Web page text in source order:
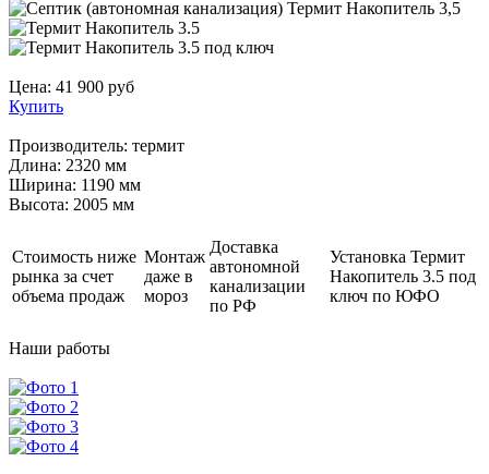
Цена: 41 900 руб
Купить
Производитель: термит
Длина: 2320 мм
Ширина: 1190 мм
Высота: 2005 мм
Стоимость ниже
рынка за счет
объема продаж
Монтаж
даже в
мороз
Доставка
автономной
канализации
по РФ
Установка Термит
Накопитель 3.5 под
ключ по ЮФО
Наши работы